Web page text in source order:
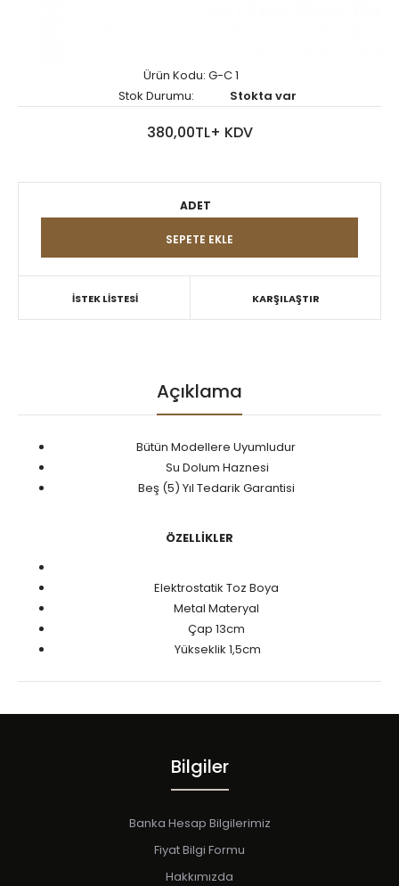
Ürün Kodu: G-C 1
Stok Durumu:
Stokta var
380,00TL+ KDV
ADET
İSTEK LİSTESİ KARŞILAŞTIR
Açıklama
Bütün Modellere Uyumludur
Su Dolum Haznesi
Beş (5) Yıl Tedarik Garantisi
ÖZELLİKLER
Elektrostatik Toz Boya
Metal Materyal
Çap 13cm
Yükseklik 1,5cm
Bilgiler
Banka Hesap Bilgilerimiz
Fiyat Bilgi Formu
Hakkımızda